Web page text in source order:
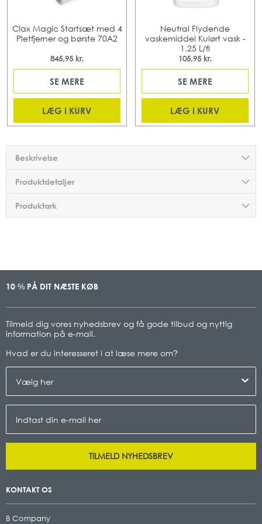
Clax Magic Startsæt med 4
Pletfjerner og børste 70A2
845,95 kr.
SE MERE
LÆG I KURV
Neutral Flydende
vaskemiddel Kulørt vask -
1.25 L/fl
105,95 kr.
SE MERE
LÆG I KURV
Beskrivelse
Produktdetaljer
Produktark
10 % PÅ DIT NÆSTE KØB
Tilmeld dig vores nyhedsbrev og få gode tilbud og nyttig
information på e-mail.
Hvad er du interesseret i at læse mere om?
TILMELD NYHEDSBREV
KONTAKT OS
B Company